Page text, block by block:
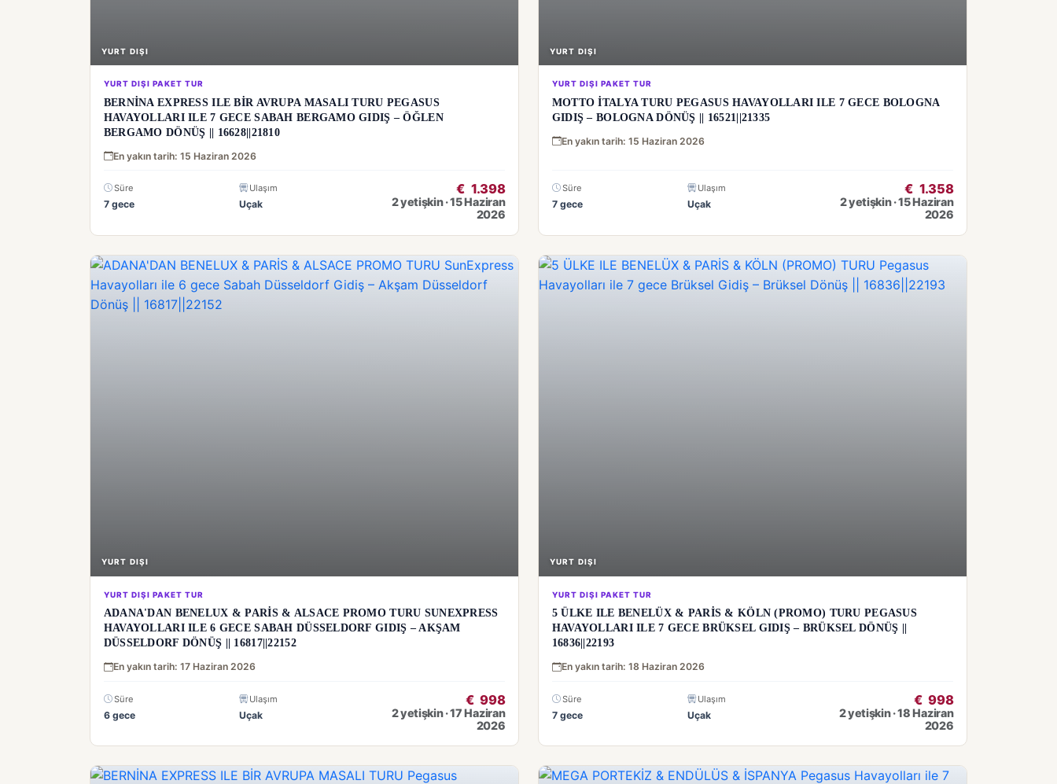
YURT DIŞI
YURT DIŞI PAKET TUR
BERNİNA EXPRESS ILE BİR AVRUPA MASALI TURU PEGASUS
HAVAYOLLARI ILE 7 GECE SABAH BERGAMO GIDIŞ – ÖĞLEN
BERGAMO DÖNÜŞ || 16628||21810
En yakın tarih: 15 Haziran 2026
Süre
7 gece
Ulaşım
Uçak
€ 1.398
2 yetişkin · 15 Haziran
2026
YURT DIŞI
YURT DIŞI PAKET TUR
MOTTO İTALYA TURU PEGASUS HAVAYOLLARI ILE 7 GECE BOLOGNA
GIDIŞ – BOLOGNA DÖNÜŞ || 16521||21335
En yakın tarih: 15 Haziran 2026
Süre
7 gece
Ulaşım
Uçak
€ 1.358
2 yetişkin · 15 Haziran
2026
YURT DIŞI
YURT DIŞI PAKET TUR
ADANA'DAN BENELUX & PARİS & ALSACE PROMO TURU SUNEXPRESS
HAVAYOLLARI ILE 6 GECE SABAH DÜSSELDORF GIDIŞ – AKŞAM
DÜSSELDORF DÖNÜŞ || 16817||22152
En yakın tarih: 17 Haziran 2026
Süre
6 gece
Ulaşım
Uçak
€ 998
2 yetişkin · 17 Haziran
2026
YURT DIŞI
YURT DIŞI PAKET TUR
5 ÜLKE ILE BENELÜX & PARİS & KÖLN (PROMO) TURU PEGASUS
HAVAYOLLARI ILE 7 GECE BRÜKSEL GIDIŞ – BRÜKSEL DÖNÜŞ ||
16836||22193
En yakın tarih: 18 Haziran 2026
Süre
7 gece
Ulaşım
Uçak
€ 998
2 yetişkin · 18 Haziran
2026